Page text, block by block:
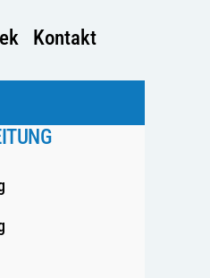
Kontakt